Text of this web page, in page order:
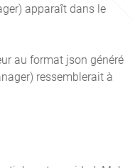
apparaît dans le
au format json généré
ressemblerait à